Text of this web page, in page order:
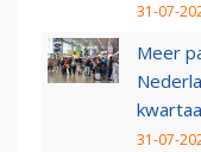
31-07-
Meer
31-07-